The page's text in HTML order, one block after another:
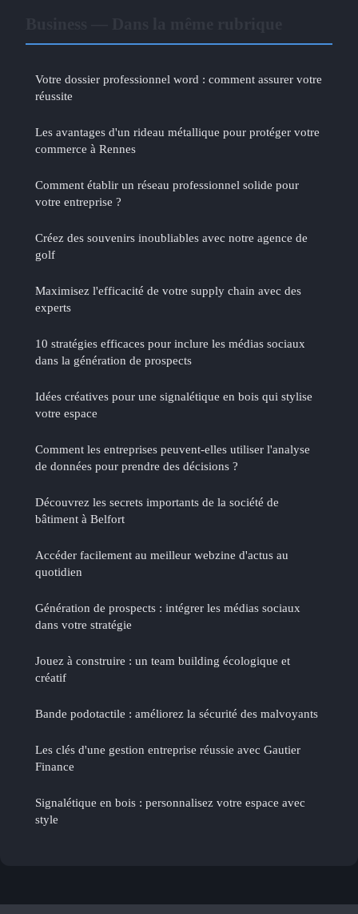
Votre dossier professionnel word : comment assurer votre
réussite
Les avantages d'un rideau métallique pour protéger votre
commerce à Rennes
Comment établir un réseau professionnel solide pour
votre entreprise ?
Créez des souvenirs inoubliables avec notre agence de
golf
Maximisez l'efficacité de votre supply chain avec des
experts
10 stratégies efficaces pour inclure les médias sociaux
dans la génération de prospects
Idées créatives pour une signalétique en bois qui stylise
votre espace
Comment les entreprises peuvent-elles utiliser l'analyse
de données pour prendre des décisions ?
Découvrez les secrets importants de la société de
bâtiment à Belfort
Accéder facilement au meilleur webzine d'actus au
quotidien
Génération de prospects : intégrer les médias sociaux
dans votre stratégie
Jouez à construire : un team building écologique et
créatif
Bande podotactile : améliorez la sécurité des malvoyants
Les clés d'une gestion entreprise réussie avec Gautier
Finance
Signalétique en bois : personnalisez votre espace avec
style